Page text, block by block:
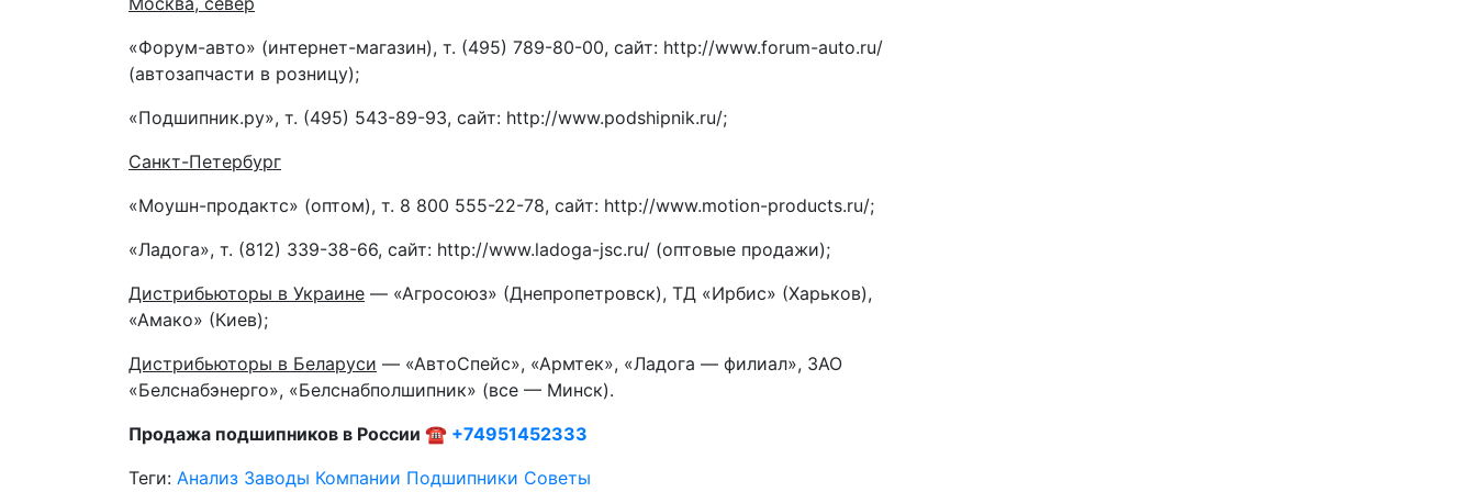
«Форум-авто» (интернет-магазин), т. (495) 789-80-00, сайт: http://www.forum-auto.ru/
(автозапчасти в розницу);
«Подшипник.ру», т. (495) 543-89-93, сайт: http://www.podshipnik.ru/;
Санкт-Петербург
«Моушн-продактс» (оптом), т. 8 800 555-22-78, сайт: http://www.motion-products.ru/;
«Ладога», т. (812) 339-38-66, сайт: http://www.ladoga-jsc.ru/ (оптовые продажи);
Дистрибьюторы в Украине — «Агросоюз» (Днепропетровск), ТД «Ирбис» (Харьков),
«Амако» (Киев);
Дистрибьюторы в Беларуси — «АвтоСпейс», «Армтек», «Ладога — филиал», ЗАО
«Белснабэнерго», «Белснабполшипник» (все — Минск).
Продажа подшипников в России ☎ +74951452333
Теги: Анализ Заводы Компании Подшипники Советы